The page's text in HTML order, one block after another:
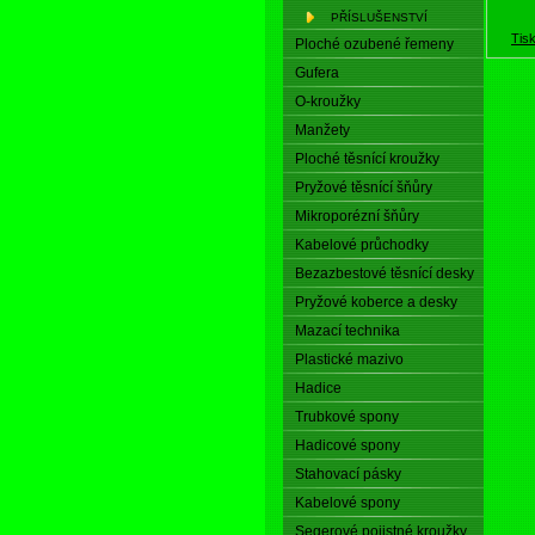
PŘÍSLUŠENSTVÍ
Ploché ozubené řemeny
Gufera
O-kroužky
Manžety
Ploché těsnící kroužky
Pryžové těsnící šňůry
Mikroporézní šňůry
Kabelové průchodky
Bezazbestové těsnící desky
Pryžové koberce a desky
Mazací technika
Plastické mazivo
Hadice
Trubkové spony
Hadicové spony
Stahovací pásky
Kabelové spony
Segerové pojistné kroužky